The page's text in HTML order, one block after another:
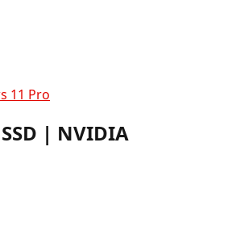
11 Pro
| NVIDIA